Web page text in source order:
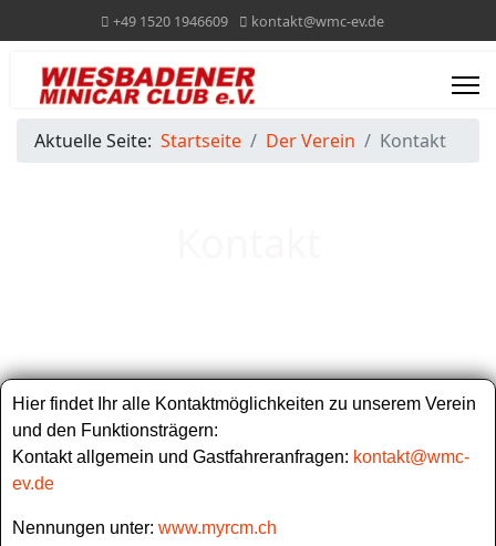
+49 1520 1946609 kontakt@wmc-ev.de
Aktuelle Seite: Startseite Der Verein Kontakt
Hier findet Ihr alle Kontaktmöglichkeiten zu unserem Verein
und den Funktionsträgern:
Kontakt allgemein und Gastfahreranfragen: kontakt@wmc-
ev.de
Nennungen unter: www.myrcm.ch